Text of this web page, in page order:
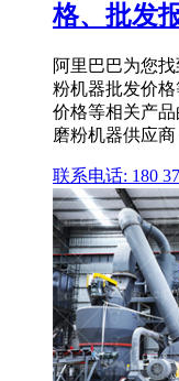
格、批发
阿里巴巴为您
粉机器批发价
价格等相关产
磨粉机器供应商
联系电话: 180